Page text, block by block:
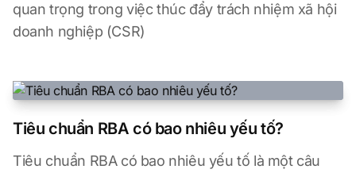
quan trọng trong việc thúc đẩy trách nhiệm xã hội
doanh nghiệp (CSR)
Tiêu chuẩn RBA có bao nhiêu yếu tố?
Tiêu chuẩn RBA có bao nhiêu yếu tố là một câu